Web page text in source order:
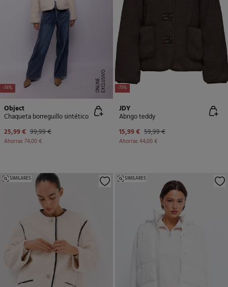
-74% E
X
C
L
U
SI
V
O
O
N
LI
N
E
Object
Chaqueta borreguillo sintético
25,99 € 99,99 €
Ahorras 74,00 €
-73%
JDY
Abrigo teddy
15,99 € 59,99 €
Ahorras 44,00 €
SIMILARES SIMILARES